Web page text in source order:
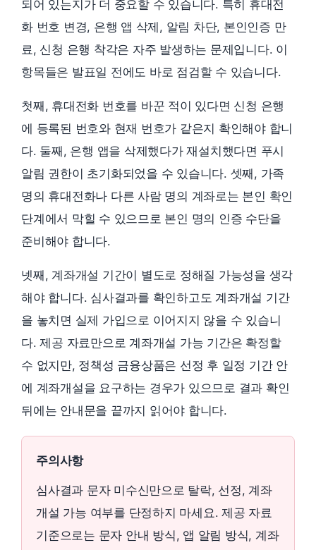
되어 있는지가 더 중요할 수 있습니다. 특히 휴대전
화 번호 변경, 은행 앱 삭제, 알림 차단, 본인인증 만
료, 신청 은행 착각은 자주 발생하는 문제입니다. 이
항목들은 발표일 전에도 바로 점검할 수 있습니다.
첫째, 휴대전화 번호를 바꾼 적이 있다면 신청 은행
에 등록된 번호와 현재 번호가 같은지 확인해야 합니
다. 둘째, 은행 앱을 삭제했다가 재설치했다면 푸시
알림 권한이 초기화되었을 수 있습니다. 셋째, 가족
명의 휴대전화나 다른 사람 명의 계좌로는 본인 확인
단계에서 막힐 수 있으므로 본인 명의 인증 수단을
준비해야 합니다.
넷째, 계좌개설 기간이 별도로 정해질 가능성을 생각
해야 합니다. 심사결과를 확인하고도 계좌개설 기간
을 놓치면 실제 가입으로 이어지지 않을 수 있습니
다. 제공 자료만으로 계좌개설 가능 기간은 확정할
수 없지만, 정책성 금융상품은 선정 후 일정 기간 안
에 계좌개설을 요구하는 경우가 있으므로 결과 확인
뒤에는 안내문을 끝까지 읽어야 합니다.
주의사항
심사결과 문자 미수신만으로 탈락, 선정, 계좌
개설 가능 여부를 단정하지 마세요. 제공 자료
기준으로는 문자 안내 방식, 앱 알림 방식, 계좌